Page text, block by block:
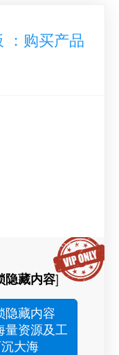
：购买产品
隐藏内容]
隐藏内容
量资源及工
大海